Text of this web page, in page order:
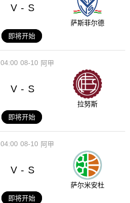
V - S
萨斯菲尔德
即将开始
08-10
04:00 阿甲
V - S
拉努斯
即将开始
08-10
04:00 阿甲
V - S
萨尔米安杜
即将开始